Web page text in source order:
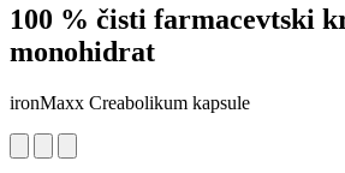
100 % čisti farmacevtski
monohidrat
ironMaxx Creabolikum kapsule